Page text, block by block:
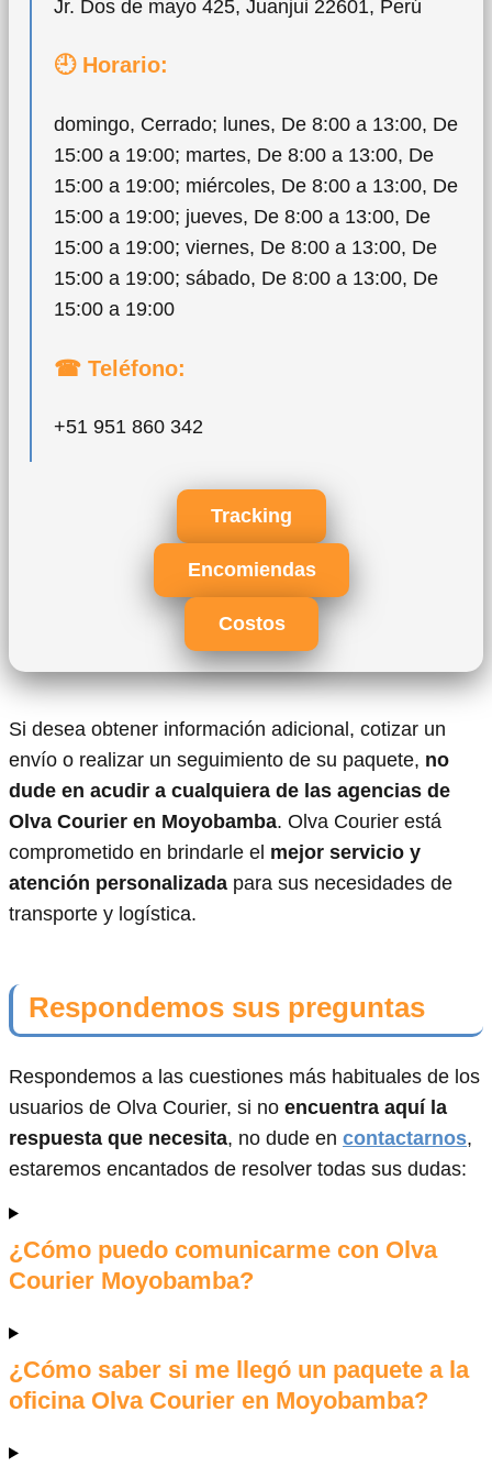
Jr. Dos de mayo 425, Juanjui 22601, Perú
🕘 Horario:
domingo, Cerrado; lunes, De 8:00 a 13:00, De
15:00 a 19:00; martes, De 8:00 a 13:00, De
15:00 a 19:00; miércoles, De 8:00 a 13:00, De
15:00 a 19:00; jueves, De 8:00 a 13:00, De
15:00 a 19:00; viernes, De 8:00 a 13:00, De
15:00 a 19:00; sábado, De 8:00 a 13:00, De
15:00 a 19:00
☎ Teléfono:
+51 951 860 342
Tracking
Encomiendas
Costos
Si desea obtener información adicional, cotizar un
envío o realizar un seguimiento de su paquete, no
dude en acudir a cualquiera de las agencias de
Olva Courier en Moyobamba. Olva Courier está
comprometido en brindarle el mejor servicio y
atención personalizada para sus necesidades de
transporte y logística.
Respondemos sus preguntas
Respondemos a las cuestiones más habituales de los
usuarios de Olva Courier, si no encuentra aquí la
respuesta que necesita, no dude en contactarnos,
estaremos encantados de resolver todas sus dudas:
¿Cómo puedo comunicarme con Olva
Courier Moyobamba?
¿Cómo saber si me llegó un paquete a la
oficina Olva Courier en Moyobamba?